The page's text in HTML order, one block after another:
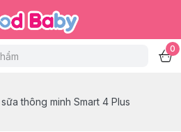
0
thông minh Smart 4 Plus